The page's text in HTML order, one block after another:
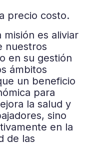
precio costo.
misión es aliviar
nuestros
en su gestión
ámbitos
un beneficio
para
la salud y
sino
en la
de las